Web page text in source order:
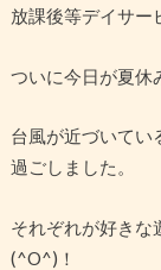
放課後等デイサー
ついに今日が夏休
台風が近づいてい
過ごしました。
それぞれが好きな
(^O^)！